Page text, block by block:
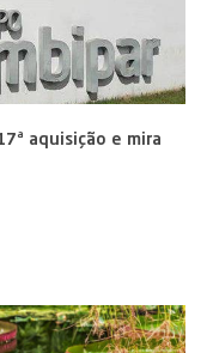
aquisição e mira